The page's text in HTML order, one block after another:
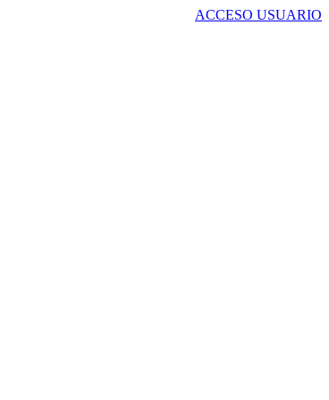
ACCESO USUARIO